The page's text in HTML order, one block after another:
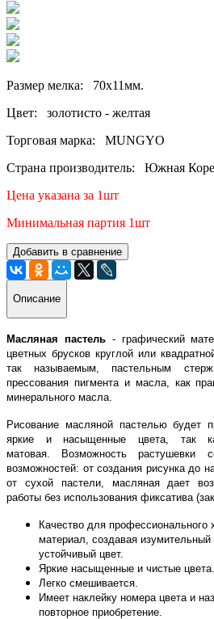
Размер мелка: 70х11мм.
Цвет: золотисто - желтая
Торговая марка: MUNGYO
Страна производитель: Южная
Цена указана за 1шт
Минимальная партия 1шт
Добавить в сравнение
Описание
Масляная пастель - графический
цветных брусков круглой или
так называемым, пастельным
прессования пигмента и масла, как
минерального масла.
Рисование масляной пастелью будет
яркие и насыщенные цвета, так
матовая. Возможность растушевки
возможностей: от создания рисунка до
от сухой пастели, масляная дает
работы без использования фиксатива
Качество для профессионального
материал, создавая
устойчивый цвет.
Яркие насыщенные и чистые цвета.
Легко смешивается.
Имеет наклейку номера цвета и
повторное приобретение.